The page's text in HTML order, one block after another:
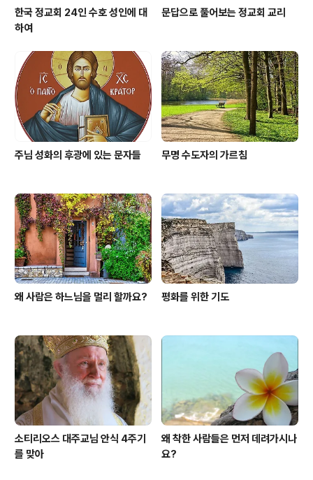
한국 정교회 24인 수호 성인에 대
하여
문답으로 풀어보는 정교회 교리
주님 성화의 후광에 있는 문자들 무명 수도자의 가르침
왜 사람은 하느님을 멀리 할까요? 평화를 위한 기도
소티리오스 대주교님 안식 4주기
를 맞아
왜 착한 사람들은 먼저 데려가시나
요?